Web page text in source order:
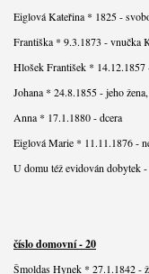
Eiglová Kateřina * 1825 -
Františka * 9.3.1873 - vnučka
Hlošek František *
Johana * 24.8.1855 - jeho
Anna * 17.1.1880 - dcera
Eiglová Marie * 11.11.1876 -
U domu též evidován dobytek
číslo domovní - 20
Šmoldas Hynek * 27.1.1842 -